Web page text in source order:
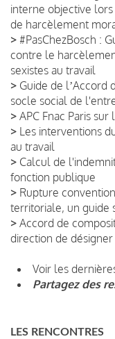
interne objective
de harcèlement
> #PasChezBosch :
contre le
sexistes au travail
> Guide de lʼAccord
socle social de
> APC Fnac Paris
> Les interventions
au travail
> Calcul de
fonction publique
> Rupture
territoriale, un guide
> Accord de
direction de
Voir les
Partagez des
LES RENCONTRES